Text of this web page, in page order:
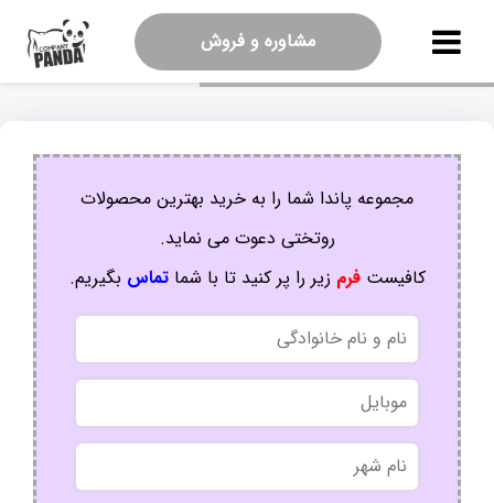
مشاوره و فروش
مجموعه پاندا شما را به خرید بهترین محصولات
روتختی دعوت می نماید.
کافیستفرم زیر را پر کنید تا با شماتماس بگیریم.
نام
و
نام
خانوادگی
موبایل
نام
شهر